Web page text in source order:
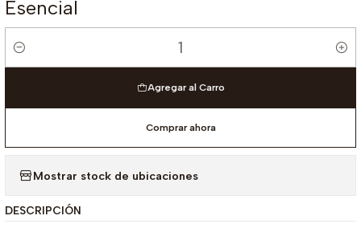
Esencial
Cantidad
Agregar al Carro
Comprar ahora
Mostrar stock de ubicaciones
DESCRIPCIÓN